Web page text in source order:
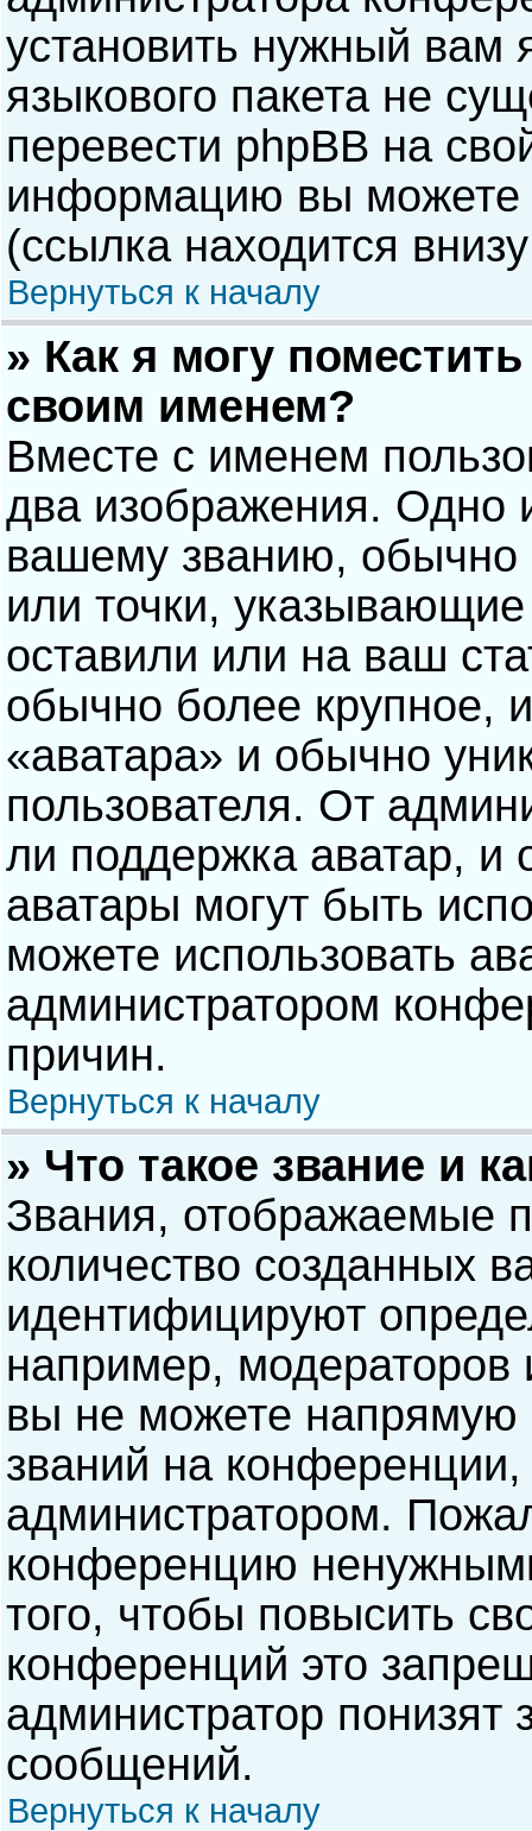
установить нужный вам
языкового пакета не
перевести phpBB на
информацию вы можете
(ссылка находится
Вернуться к началу
» Как я могу
своим именем?
Вместе с именем
два изображения. Одно
вашему званию, обычно
или точки,
оставили или на ваш
обычно более крупное,
«аватара» и обычно
пользователя. От
ли поддержка аватар, и
аватары могут быть
можете использовать
администратором
причин.
Вернуться к началу
» Что такое звание и
Звания, отображаемые
количество созданных
идентифицируют
например,
вы не можете напрямую
званий на
администратором.
конференцию
того, чтобы повысить
конференций это
администратор понизят
сообщений.
Вернуться к началу